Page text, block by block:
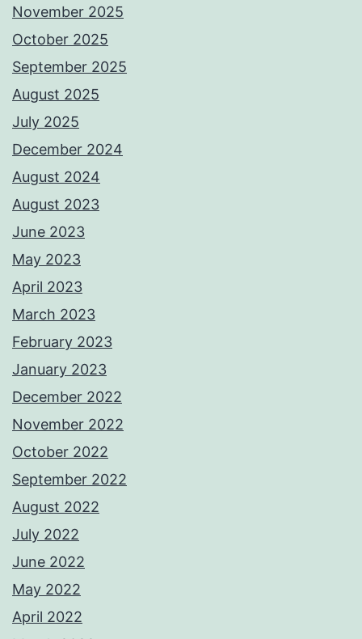
November 2025
October 2025
September 2025
August 2025
July 2025
December 2024
August 2024
August 2023
June 2023
May 2023
April 2023
March 2023
February 2023
January 2023
December 2022
November 2022
October 2022
September 2022
August 2022
July 2022
June 2022
May 2022
April 2022